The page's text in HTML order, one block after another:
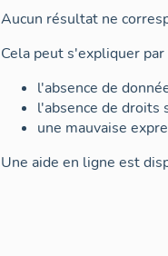
Aucun résultat ne
Cela peut s'expliquer
l'absence de
l'absence de droits
une mauvaise
Une aide en ligne est